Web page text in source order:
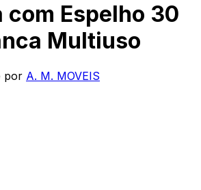
com Espelho 30
Multiuso
por A. M. MOVEIS